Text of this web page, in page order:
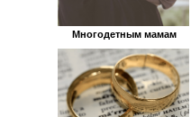
Многодетным мамам